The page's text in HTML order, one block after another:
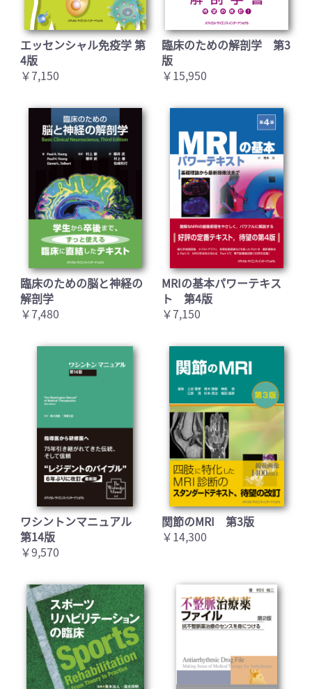
エッセンシャル免疫学 第
4版
￥7,150
臨床のための解剖学 第3
版
￥15,950
臨床のための脳と神経の
解剖学
￥7,480
MRIの基本パワーテキス
ト 第4版
￥7,150
ワシントンマニュアル
第14版
￥9,570
関節のMRI 第3版
￥14,300